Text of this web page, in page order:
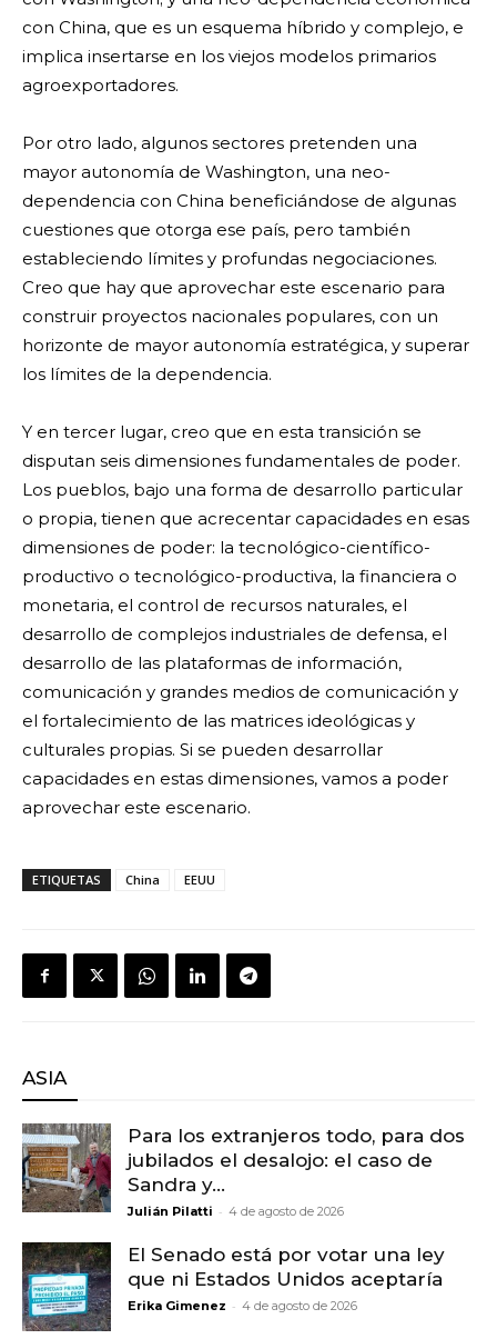
con China, que es un esquema híbrido y complejo, e
implica insertarse en los viejos modelos primarios
agroexportadores.
Por otro lado, algunos sectores pretenden una
mayor autonomía de Washington, una neo-
dependencia con China beneficiándose de algunas
cuestiones que otorga ese país, pero también
estableciendo límites y profundas negociaciones.
Creo que hay que aprovechar este escenario para
construir proyectos nacionales populares, con un
horizonte de mayor autonomía estratégica, y superar
los límites de la dependencia.
Y en tercer lugar, creo que en esta transición se
disputan seis dimensiones fundamentales de poder.
Los pueblos, bajo una forma de desarrollo particular
o propia, tienen que acrecentar capacidades en esas
dimensiones de poder: la tecnológico-científico-
productivo o tecnológico-productiva, la financiera o
monetaria, el control de recursos naturales, el
desarrollo de complejos industriales de defensa, el
desarrollo de las plataformas de información,
comunicación y grandes medios de comunicación y
el fortalecimiento de las matrices ideológicas y
culturales propias. Si se pueden desarrollar
capacidades en estas dimensiones, vamos a poder
aprovechar este escenario.
ETIQUETAS China EEUU
ASIA
Para los extranjeros todo, para dos
jubilados el desalojo: el caso de
Sandra y...
Julián Pilatti - 4 de agosto de 2026
El Senado está por votar una ley
que ni Estados Unidos aceptaría
Erika Gimenez - 4 de agosto de 2026